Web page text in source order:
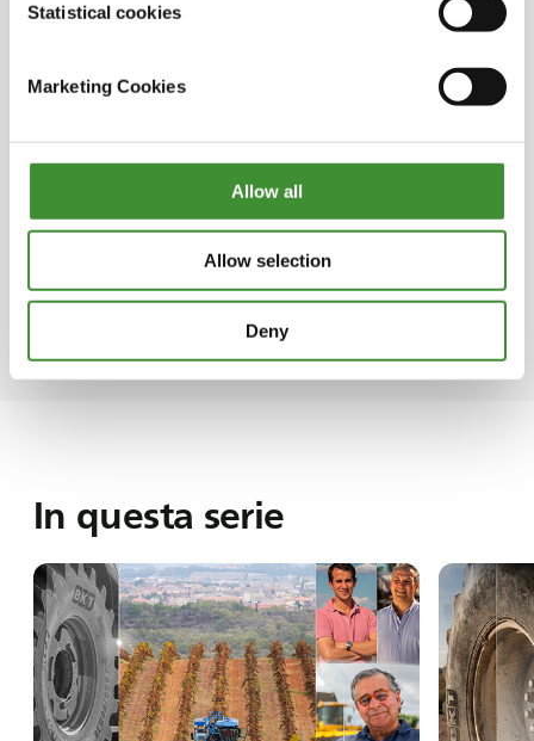
Statistical cookies
Marketing Cookies
Allow all
Allow selection
Deny
sostegno dell'azienda si estese oltre i campi:
residenti locali durante i periodi di penuria.
suini all'aperto, Herdade do Pigeiro non ha
Portogallo. L'azienda ha ampliato con
successo le sue operazioni in Spagna,
dimostrando dedizione alla fornitura di
prodotti di alta qualità a un mercato
internazionale ben più vasto.
In questa serie